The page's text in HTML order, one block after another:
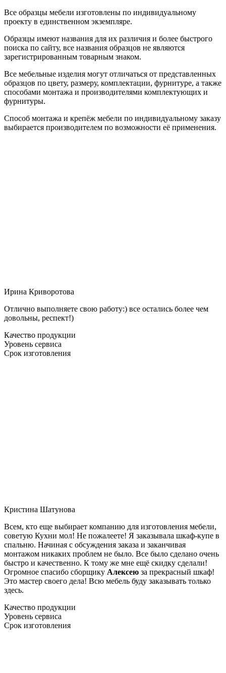
Все образцы мебели изготовлены по индивидуальному
проекту в единственном экземпляре.
Образцы имеют названия для их различия и более быстрого
поиска по сайту, все названия образцов не являются
зарегистрированным товарным знаком.
Все мебельные изделия могут отличаться от представленных
образцов по цвету, размеру, комплектации, фурнитуре, а также
способами монтажа и производителями комплектующих и
фурнитуры.
Способ монтажа и крепёж мебели по индивидуальному заказу
выбирается производителем по возможности её применения.
Ирина Криворотова
Отлично выполняете свою работу:) все остались более чем
довольны, респект!)
Качество продукции
Уровень сервиса
Срок изготовления
Кристина Шатунова
Всем, кто еще выбирает компанию для изготовления мебели,
советую Кухни мол! Не пожалеете! Я заказывала шкаф-купе в
спальню. Начиная с обсуждения заказа и заканчивая
монтажом никаких проблем не было. Все было сделано очень
быстро и качественно. К тому же мне ещё скидку сделали!
Огромное спасибо сборщику Алексею за прекрасный шкаф!
Это мастер своего дела! Всю мебель буду заказывать только
здесь.
Качество продукции
Уровень сервиса
Срок изготовления